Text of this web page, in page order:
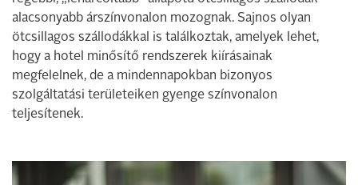
alacsonyabb árszínvonalon mozognak. Sajnos olyan
ötcsillagos szállodákkal is találkoztak, amelyek lehet,
hogy a hotel minősítő rendszerek kiírásainak
megfelelnek, de a mindennapokban bizonyos
szolgáltatási területeiken gyenge színvonalon
teljesítenek.